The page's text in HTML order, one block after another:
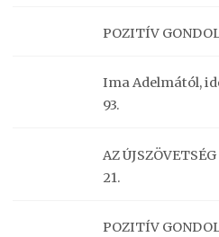
POZITÍV
Ima Adelmától,
93.
AZ
21.
POZITÍV